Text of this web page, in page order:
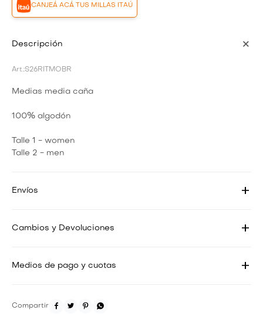
CANJEÁ ACÁ TUS MILLAS ITAÚ
Descripción
S26RITMOBR
Medias media caña
100% algodón
Talle 1 - women
Talle 2 - men
Envíos
Cambios y Devoluciones
Medios de pago y cuotas
   